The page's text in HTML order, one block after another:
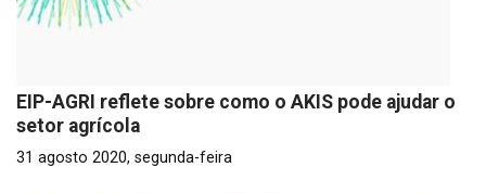
EIP-AGRI reflete sobre como o AKIS pode ajudar o
setor agrícola
31 agosto 2020, segunda-feira